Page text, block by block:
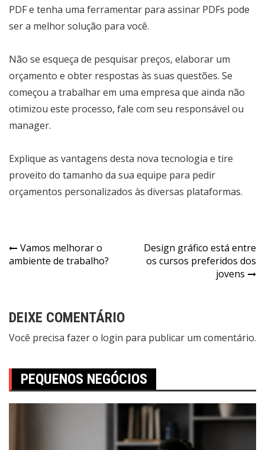
PDF e tenha uma ferramentar para assinar PDFs pode
ser a melhor solução para você.
Não se esqueça de pesquisar preços, elaborar um
orçamento e obter respostas às suas questões. Se
começou a trabalhar em uma empresa que ainda não
otimizou este processo, fale com seu responsável ou
manager.
Explique as vantagens desta nova tecnologia e tire
proveito do tamanho da sua equipe para pedir
orçamentos personalizados às diversas plataformas.
Vamos melhorar o
ambiente de trabalho?
Design gráfico está entre
os cursos preferidos dos
jovens
DEIXE COMENTÁRIO
Você precisa fazer o login para publicar um comentário.
PEQUENOS NEGÓCIOS